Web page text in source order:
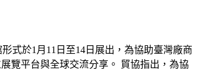
式於1月11日至14日展出，為協助臺灣廠商
覽平台與全球交流分享。 貿協指出，為協